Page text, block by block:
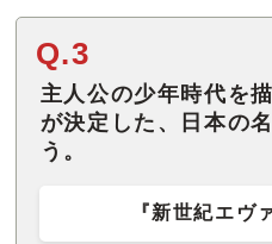
Q.3
主人公の少年時代を
が決定した、日本の
う。
『新世紀エヴ